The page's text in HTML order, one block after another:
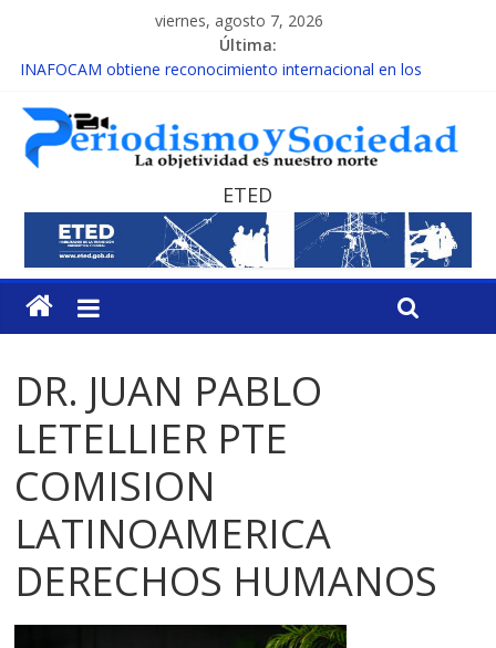
viernes, agosto 7, 2026
Última:
INAFOCAM obtiene reconocimiento internacional en los
15 de febrero de cada año es Día Nacional de la lucha contra el
cáncer infantil
EL ENFOQUE UNILATERAL DE LA COALICIÓN
MESCyT y Universidad Albizu apoyarán rehabilitación de
reclusos
MESCyT presenta calendario de Consulta Nacional por la
Educación
ETED
DR. JUAN PABLO
LETELLIER PTE
COMISION
LATINOAMERICA
DERECHOS HUMANOS